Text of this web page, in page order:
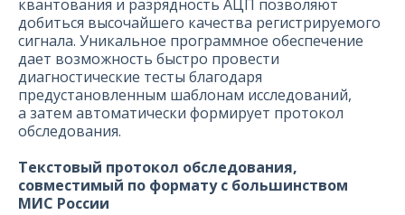
квантования и разрядность АЦП позволяют
добиться высочайшего качества регистрируемого
сигнала. Уникальное программное обеспечение
дает возможность быстро провести
диагностические тесты благодаря
предустановленным шаблонам исследований,
а затем автоматически формирует протокол
обследования.
Текстовый протокол обследования,
совместимый по формату с большинством
МИС России